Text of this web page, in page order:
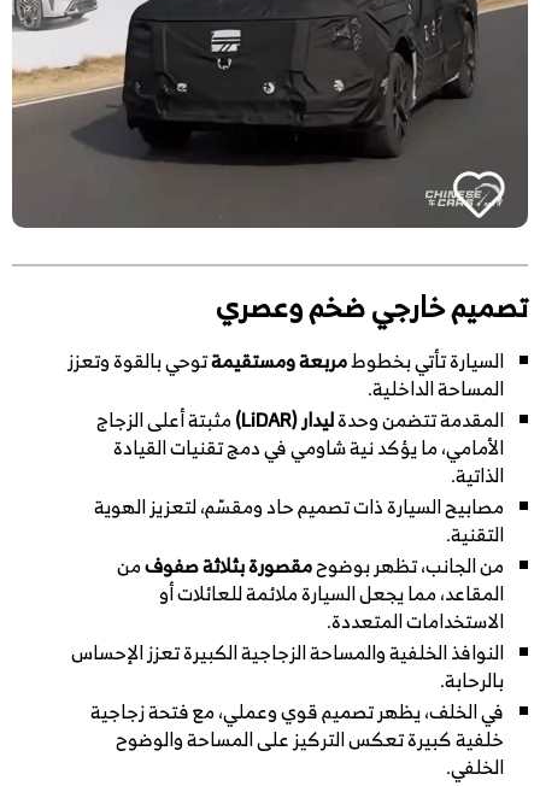
تصميم خارجي ضخم وعصري
السيارة تأتي بخطوطمربعة ومستقيمةتوحي بالقوة وتعزز
المساحة الداخلية.
المقدمة تتضمن وحدةليدار (LiDAR)
مثبتة أعلى الزجاج
الأمامي، ما يؤكد نية شاومي في دمج تقنيات القيادة
الذاتية.
مصابيح السيارة ذات تصميم حاد ومقسّم، لتعزيز الهوية
التقنية.
من الجانب، تظهر بوضوحمقصورة بثلاثة صفوفمن
المقاعد، مما يجعل السيارة ملائمة للعائلات أو
الاستخدامات المتعددة.
النوافذ الخلفية والمساحة الزجاجية الكبيرة تعزز الإحساس
بالرحابة.
في الخلف، يظهر تصميم قوي وعملي، مع فتحة زجاجية
خلفية كبيرة تعكس التركيز على المساحة والوضوح
الخلفي.